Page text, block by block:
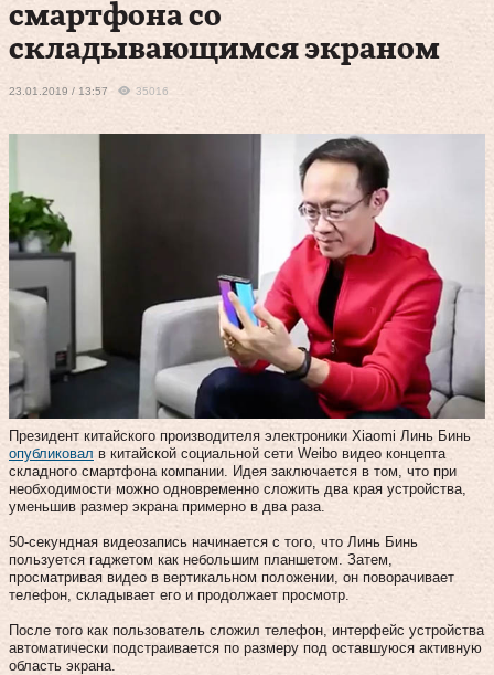
смартфона со
складывающимся экраном
23.01.2019 / 13:57 35016
Президент китайского производителя электроники Xiaomi Линь Бинь
опубликовал в китайской социальной сети Weibo видео концепта
складного смартфона компании. Идея заключается в том, что при
необходимости можно одновременно сложить два края устройства,
уменьшив размер экрана примерно в два раза.
50-секундная видеозапись начинается с того, что Линь Бинь
пользуется гаджетом как небольшим планшетом. Затем,
просматривая видео в вертикальном положении, он поворачивает
телефон, складывает его и продолжает просмотр.
После того как пользователь сложил телефон, интерфейс устройства
автоматически подстраивается по размеру под оставшуюся активную
область экрана.